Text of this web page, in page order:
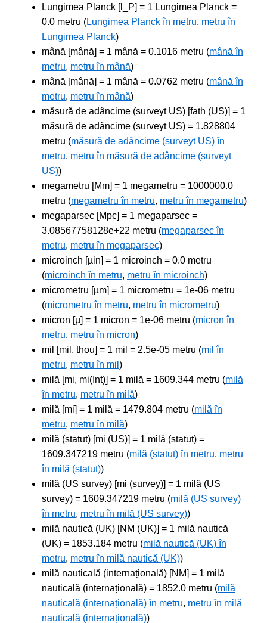
Lungimea Planck [l_P] = 1 Lungimea Planck =
0.0 metru (Lungimea Planck în metru, metru în
Lungimea Planck)
mână [mână] = 1 mână = 0.1016 metru (mână în
metru, metru în mână)
mână [mână] = 1 mână = 0.0762 metru (mână în
metru, metru în mână)
măsură de adâncime (surveyt US) [fath (US)] = 1
măsură de adâncime (surveyt US) = 1.828804
metru (măsură de adâncime (surveyt US) în
metru, metru în măsură de adâncime (surveyt
US))
megametru [Mm] = 1 megametru = 1000000.0
metru (megametru în metru, metru în megametru)
megaparsec [Mpc] = 1 megaparsec =
3.08567758128e+22 metru (megaparsec în
metru, metru în megaparsec)
microinch [µin] = 1 microinch = 0.0 metru
(microinch în metru, metru în microinch)
micrometru [µm] = 1 micrometru = 1e-06 metru
(micrometru în metru, metru în micrometru)
micron [µ] = 1 micron = 1e-06 metru (micron în
metru, metru în micron)
mil [mil, thou] = 1 mil = 2.5e-05 metru (mil în
metru, metru în mil )
milă [mi, mi(Int)] = 1 milă = 1609.344 metru (milă
în metru, metru în milă)
milă [mi] = 1 milă = 1479.804 metru (milă în
metru, metru în milă)
milă (statut) [mi (US)] = 1 milă (statut) =
1609.347219 metru (milă (statut) în metru, metru
în milă (statut))
milă (US survey) [mi (survey)] = 1 milă (US
survey) = 1609.347219 metru (milă (US survey)
în metru, metru în milă (US survey))
milă nautică (UK) [NM (UK)] = 1 milă nautică
(UK) = 1853.184 metru (milă nautică (UK) în
metru, metru în milă nautică (UK))
milă nauticală (internațională) [NM] = 1 milă
nauticală (internațională) = 1852.0 metru (milă
nauticală (internațională) în metru, metru în milă
nauticală (internațională))